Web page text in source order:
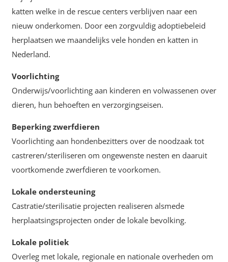
katten welke in de rescue centers verblijven naar een
nieuw onderkomen. Door een zorgvuldig adoptiebeleid
herplaatsen we maandelijks vele honden en katten in
Nederland.
Voorlichting
Onderwijs/voorlichting aan kinderen en volwassenen over
dieren, hun behoeften en verzorgingseisen.
Beperking zwerfdieren
Voorlichting aan hondenbezitters over de noodzaak tot
castreren/steriliseren om ongewenste nesten en daaruit
voortkomende zwerfdieren te voorkomen.
Lokale ondersteuning
Castratie/sterilisatie projecten realiseren alsmede
herplaatsingsprojecten onder de lokale bevolking.
Lokale politiek
Overleg met lokale, regionale en nationale overheden om